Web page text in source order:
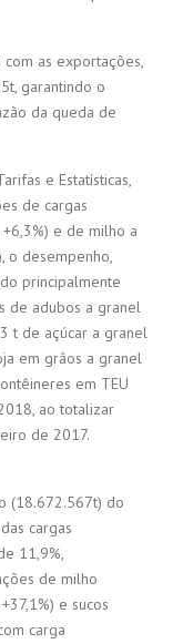
as exportações,
garantindo o
da queda de
e Estatísticas,
de cargas
e de milho a
o desempenho,
principalmente
de adubos a granel
t de açúcar a granel
em grãos a granel
em TEU
ao totalizar
de 2017.
(18.672.567t) do
cargas
11,9%,
de milho
e sucos
carga